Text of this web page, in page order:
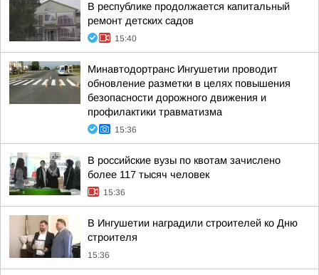
В республике продолжается капитальный
ремонт детских садов
15:40
Минавтодортранс Ингушетии проводит
обновление разметки в целях повышения
безопасности дорожного движения и
профилактики травматизма
15:36
В российские вузы по квотам зачислено
более 117 тысяч человек
15:36
В Ингушетии наградили строителей ко Дню
строителя
15:36